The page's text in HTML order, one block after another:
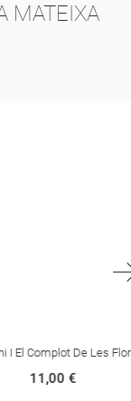
MATEIXA
Complot De Les Flors
11,00 €